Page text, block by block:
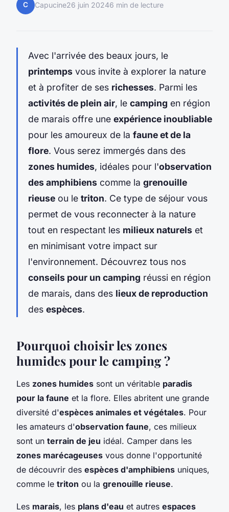
C Capucine26 juin 20246 min de lecture
Avec l'arrivée des beaux jours, le
printemps vous invite à explorer la nature
et à profiter de ses richesses. Parmi les
activités de plein air, le camping en région
de marais offre une expérience inoubliable
pour les amoureux de la faune et de la
flore. Vous serez immergés dans des
zones humides, idéales pour l'observation
des amphibiens comme la grenouille
rieuse ou le triton. Ce type de séjour vous
permet de vous reconnecter à la nature
tout en respectant les milieux naturels et
en minimisant votre impact sur
l'environnement. Découvrez tous nos
conseils pour un camping réussi en région
de marais, dans des lieux de reproduction
des espèces.
Pourquoi choisir les zones
humides pour le camping ?
Les zones humides sont un véritable paradis
pour la faune et la flore. Elles abritent une grande
diversité d'espèces animales et végétales. Pour
les amateurs d'observation faune, ces milieux
sont un terrain de jeu idéal. Camper dans les
zones marécageuses vous donne l'opportunité
de découvrir des espèces d'amphibiens uniques,
comme le triton ou la grenouille rieuse.
Les marais, les plans d'eau et autres espaces